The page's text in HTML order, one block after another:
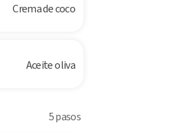
Crema de coco
Aceite oliva
5 pasos